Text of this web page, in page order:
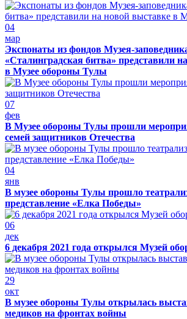
04
мар
Экспонаты из фондов Музея-
«Сталинградская битва» представили
в Музее обороны Тулы
07
фев
В Музее обороны Тулы прошли
семей защитников Отечества
04
янв
В музее обороны Тулы прошло
представление «Елка Победы»
06
дек
6 декабря 2021 года открылся Музей
29
окт
В музее обороны Тулы открылась
медиков на фронтах войны